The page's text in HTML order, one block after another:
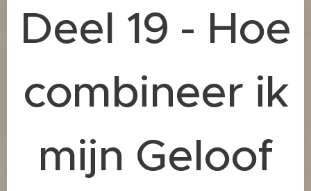
Deel 19 - Hoe
combineer ik
mijn Geloof